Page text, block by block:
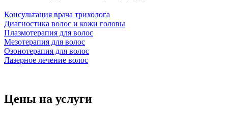
Консультация врача трихолога
Диагностика волос и кожи головы
Плазмотерапия для волос
Мезотерапия для волос
Озонотерапия для волос
Лазерное лечение волос
Цены на услуги